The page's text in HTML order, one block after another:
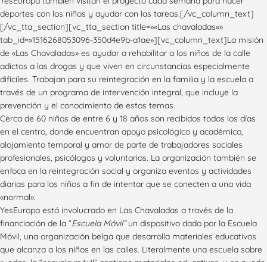
deportes con los niños y ayudar con las tareas.[/vc_column_text]
[/vc_tta_section][vc_tta_section title=»«Las chavaladas«»
tab_id=»1516268053096-350d4e9b-a1ae»][vc_column_text]La misión
de «Las Chavaladas» es ayudar a rehabilitar a los niños de la calle
adictos a las drogas y que viven en circunstancias especialmente
difíciles. Trabajan para su reintegración en la familia y la escuela a
través de un programa de intervención integral, que incluye la
prevención y el conocimiento de estos temas.
Cerca de 60 niños de entre 6 y 18 años son recibidos todos los días
en el centro, donde encuentran apoyo psicológico y académico,
alojamiento temporal y amor de parte de trabajadores sociales
profesionales, psicólogos y voluntarios. La organización también se
enfoca en la reintegración social y organiza eventos y actividades
diarias para los niños a fin de intentar que se conecten a una vida
«normal».
YesEuropa está involucrado en Las Chavaladas a través de la
financiación de la “Escuela Móvil”un dispositivo dado por la Escuela
Móvil, una organización belga que desarrolla materiales educativos
que alcanza a los niños en las calles. Literalmente una escuela sobre